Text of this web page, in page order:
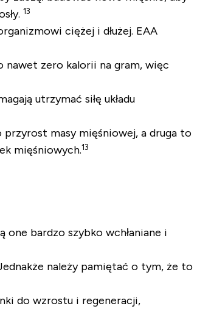
13
ciężej i dłużej. EAA
nawet zero kalorii na gram, więc
utrzymać siłę układu
masy mięśniowej, a druga to
mięśniowych.13
bardzo szybko wchłaniane i
należy pamiętać o tym, że to
do wzrostu i regeneracji,